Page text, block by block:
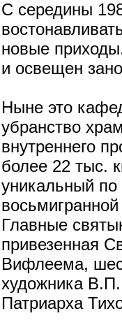
С середины
новые
и освещен
Ныне это
убранство
внутреннего
более 22 тыс.
уникальный
Главные
привезенная
Вифлеема,
художника
Патриарха